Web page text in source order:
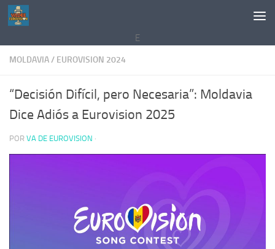
Saltar al contenido
E
MOLDAVIA/ EUROVISION 2024
“Decisión Difícil, pero Necesaria”: Moldavia
Dice Adiós a Eurovision 2025
POR VA DE EUROVISION ·